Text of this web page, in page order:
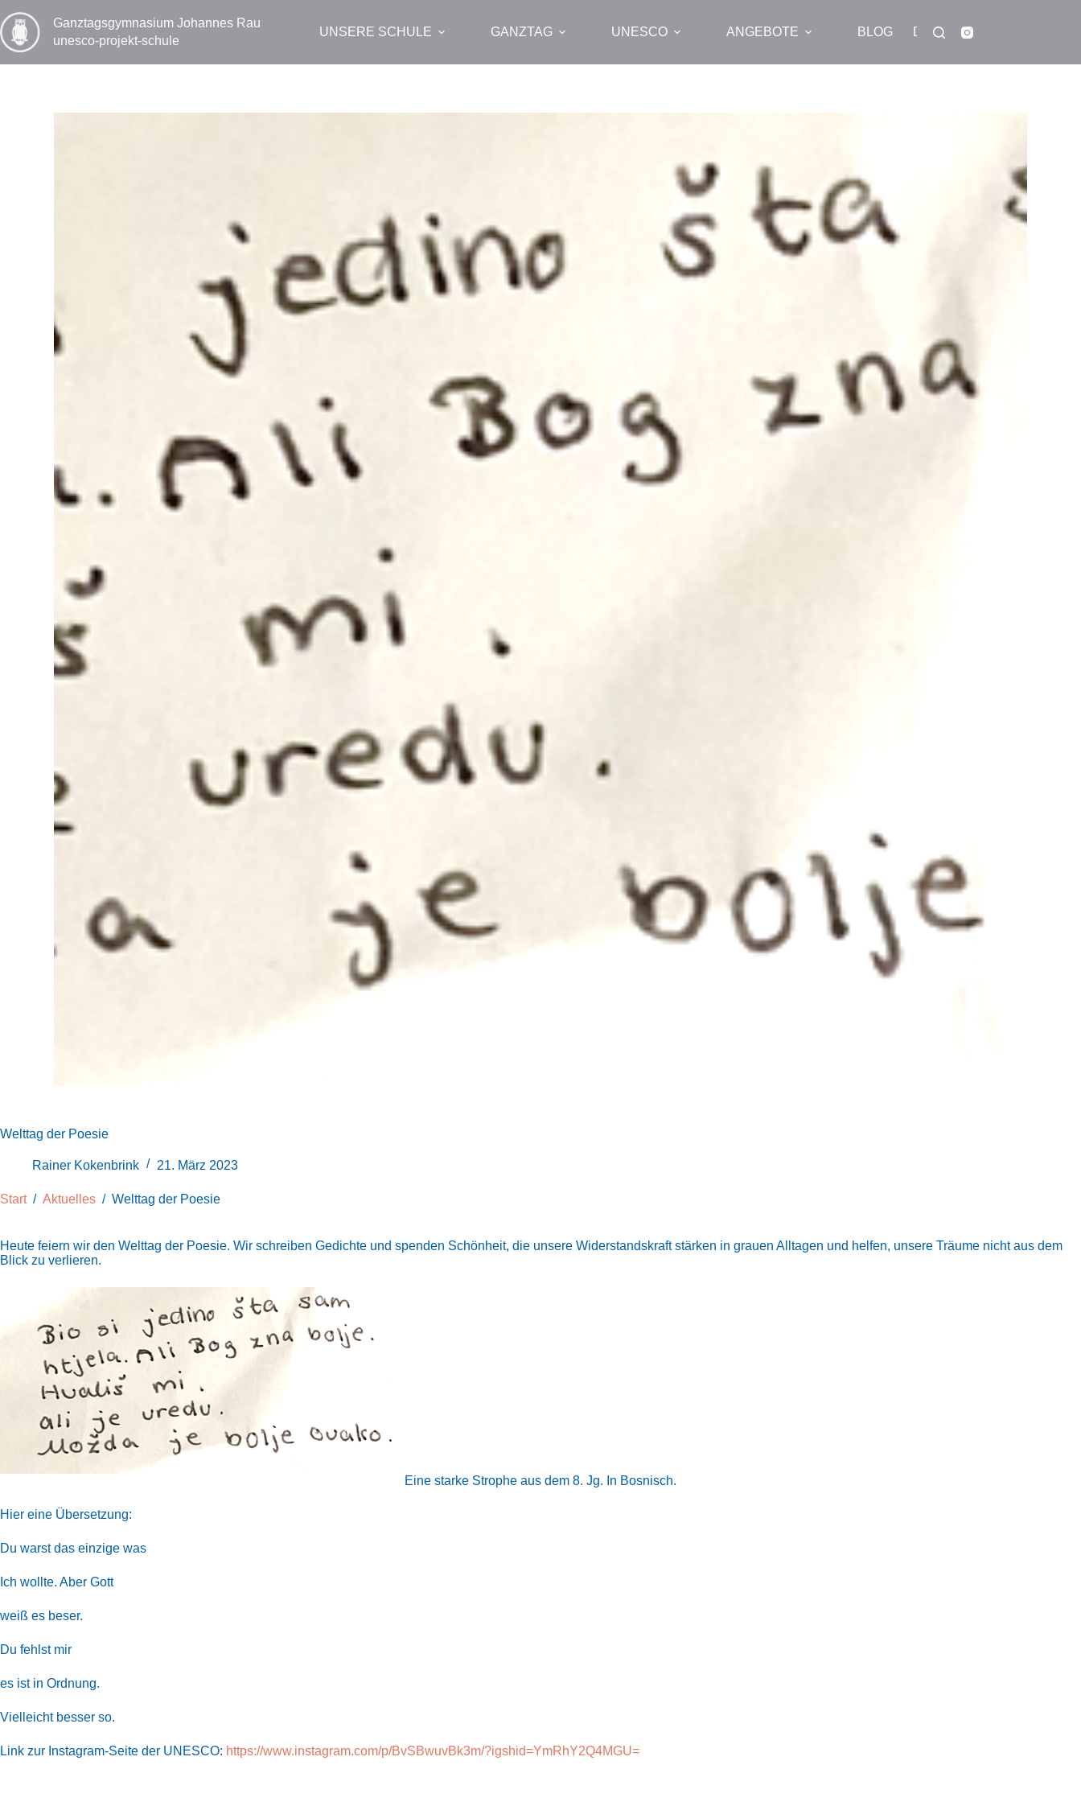
Inhalt
springen
Ganztags­gymnasium Johannes Rau
unesco-projekt-schule
UNSERE SCHULE GANZTAG UNESCO ANGEBOTE BLOG DOWNLOADS
Welttag der Poesie
Rainer Kokenbrink 21. März 2023
Start / Aktuelles / Welttag der Poesie
Heute feiern wir den Welttag der Poesie. Wir schreiben Gedichte und spenden Schönheit, die unsere Widerstandskraft stärken in grauen Alltagen und helfen, unsere Träume nicht aus dem
Blick zu verlieren.
Eine starke Strophe aus dem 8. Jg. In Bosnisch.
Hier eine Übersetzung:
Du warst das einzige was
Ich wollte. Aber Gott
weiß es beser.
Du fehlst mir
es ist in Ordnung.
Vielleicht besser so.
Link zur Instagram-Seite der UNESCO: https://www.instagram.com/p/BvSBwuvBk3m/?igshid=YmRhY2Q4MGU=